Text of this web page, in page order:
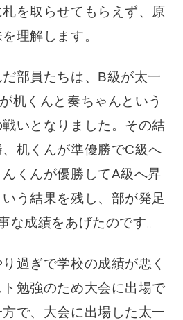
を取らせてもらえず、原
理解します。
部員たちは、B級が太一
机くんと奏ちゃんという
いとなりました。その結
机くんが準優勝でC級へ
くんが優勝してA級へ昇
う結果を残し、部が発足
な成績をあげたのです。
過ぎで学校の成績が悪く
勉強のため大会に出場で
で、大会に出場した太一